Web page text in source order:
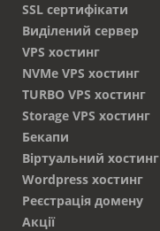
SSL сертифікати
Виділений сервер
VPS хостинг
NVMe VPS хостинг
TURBO VPS хостинг
Storage VPS хостинг
Бекапи
Віртуальний хостинг
Wordpress хостинг
Реєстрація домену
Акції